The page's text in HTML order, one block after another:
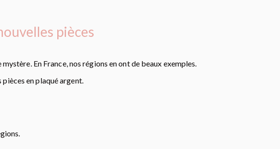
pièces
En France, nos régions en ont de beaux exemples.
pièces en plaqué argent.